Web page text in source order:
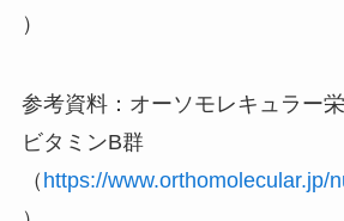
）
参考資料：オーソモレキュラー
ビタミンB群
（ https://www.orthomolecular.jp/